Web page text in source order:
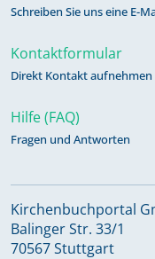
Schreiben Sie uns eine E-
Kontaktformular
Direkt Kontakt aufnehmen
Hilfe (FAQ)
Fragen und Antworten
Kirchenbuchportal
Balinger Str. 33/1
70567 Stuttgart